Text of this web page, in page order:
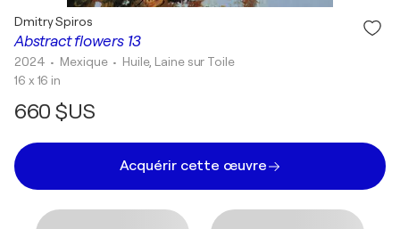
Abstract flowers 13
Dmitry Spiros
2024 • Mexique • Huile, Laine sur Toile
16 x 16 in
660 $US
Acquérir cette œuvre